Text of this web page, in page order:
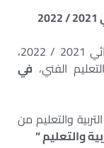
وتتلخص خطوات تقديم الصف الأول الابتدائي 2021 / 2022،
الفني، في
والتعليم من
والتعليم “